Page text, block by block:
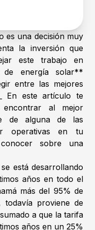
es una decisión muy
la inversión que
este trabajo en
energía solar**
entre las mejores
En este artículo te
al mejor
de alguna de las
operativas en tu
sobre una
está desarrollando
años en todo el
más del 95% de
todavía proviene de
a que la tarifa
años en un 25%